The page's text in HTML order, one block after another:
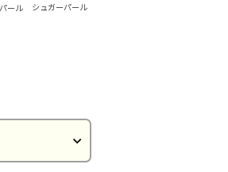
シアーブラウン
ール シュガーパール